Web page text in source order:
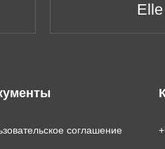
Elle
соглашение